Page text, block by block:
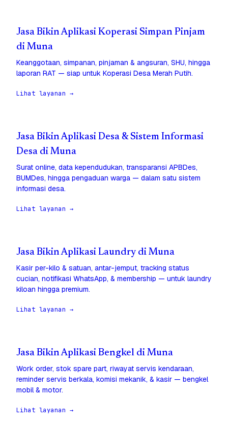
Jasa Bikin Aplikasi Koperasi Simpan Pinjam
di Muna
Keanggotaan, simpanan, pinjaman & angsuran, SHU, hingga
laporan RAT — siap untuk Koperasi Desa Merah Putih.
Lihat layanan →
Jasa Bikin Aplikasi Desa & Sistem Informasi
Desa di Muna
Surat online, data kependudukan, transparansi APBDes,
BUMDes, hingga pengaduan warga — dalam satu sistem
informasi desa.
Lihat layanan →
Jasa Bikin Aplikasi Laundry di Muna
Kasir per-kilo & satuan, antar-jemput, tracking status
cucian, notifikasi WhatsApp, & membership — untuk laundry
kiloan hingga premium.
Lihat layanan →
Jasa Bikin Aplikasi Bengkel di Muna
Work order, stok spare part, riwayat servis kendaraan,
reminder servis berkala, komisi mekanik, & kasir — bengkel
mobil & motor.
Lihat layanan →